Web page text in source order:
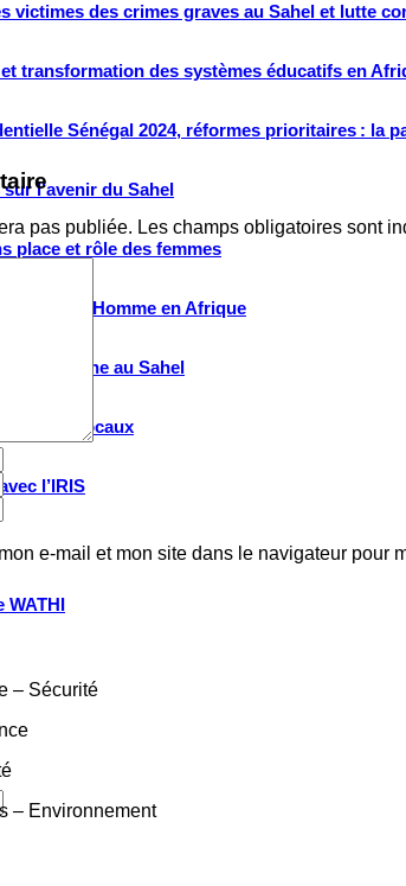
victimes des crimes graves au Sahel et lutte
transformation des systèmes éducatifs en
Sénégal 2024, réformes prioritaires : la
l’avenir du Sahel
place et rôle des femmes
droits de l’Homme en Afrique
la recherche au Sahel
les élus locaux
l’IRIS
WATHI
pas publiée. Les champs obligatoires sont
e-mail et mon site dans le navigateur pour
– Sécurité
– Environnement